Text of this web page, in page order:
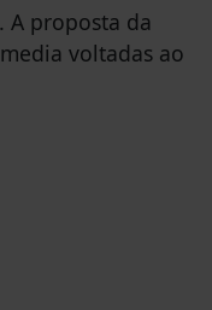
A proposta da
voltadas ao